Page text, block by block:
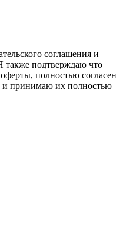
соглашения и
также подтверждаю что
полностью согласен
и принимаю их полностью